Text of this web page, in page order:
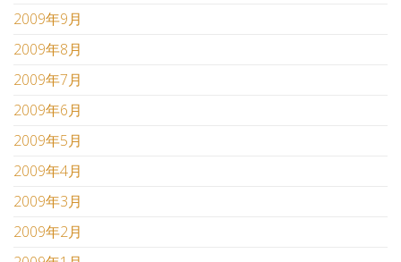
2009年9月
2009年8月
2009年7月
2009年6月
2009年5月
2009年4月
2009年3月
2009年2月